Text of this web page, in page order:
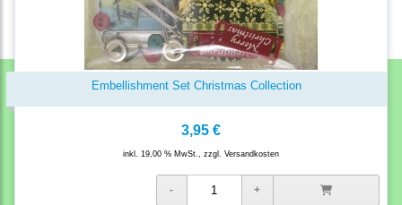
Embellishment Set Christmas Collection
3,95 €
inkl. 19,00 % MwSt., zzgl. Versandkosten